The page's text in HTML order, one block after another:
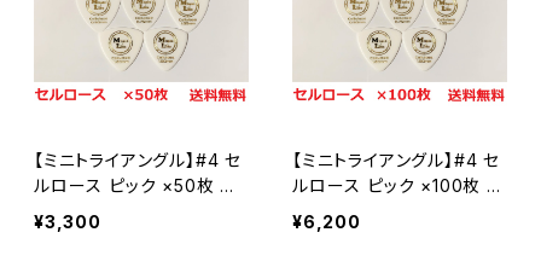
Celllose セルロース
Celllose セルロース
Polyacetal ポリアセタール
#24 セミラウンド
セルロース
ポリアセタール
PPS
#9 ビッグマンドリン
【ミニトライアングル】#4 セ
ルロース ピック ×50枚 ML
ピック【送料込み】
¥3,300
【ミニトライアングル】#4 セ
ルロース ピック ×100枚 M
Lピック【送料込み】
¥6,200